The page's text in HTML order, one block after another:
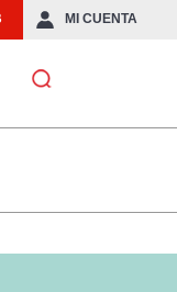
MI CUENTA